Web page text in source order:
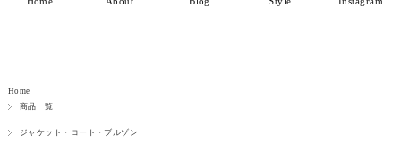
Home
商品一覧
ジャケット・コート・ブルゾン